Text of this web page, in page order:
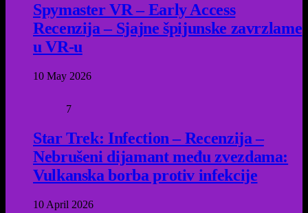
Spymaster VR – Early Access
Recenzija – Sjajne špijunske zavrzlame
u VR-u
10 May 2026
7
Star Trek: Infection – Recenzija –
Nebrušeni dijamant među zvezdama:
Vulkanska borba protiv infekcije
10 April 2026